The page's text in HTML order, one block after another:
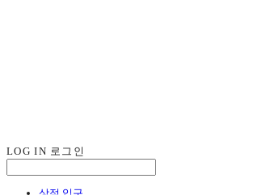
LOG IN 로그인